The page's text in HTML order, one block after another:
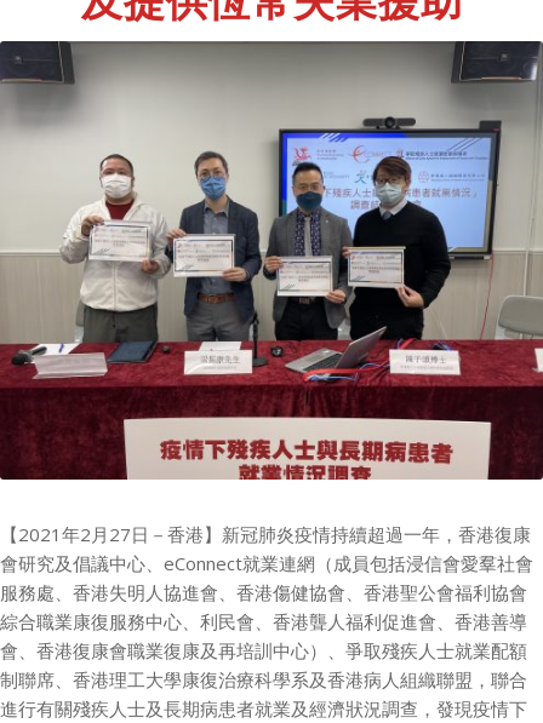
【2021 年2 月 27日－香港】新冠肺炎疫情持續超過一年，香港復康
會研究及倡議中心、 eConnect就業連網（成員包括浸信會愛羣社會
服務處、香港失明人協進會、香港傷健協會、香港聖公會福利協會
綜合職業康復服務中心、利民會、香港聾人福利促進會、香港善導
會、香港復康會職業復康及再培訓中心）、爭取殘疾人士就業配額
制聯席、香港理工大學康復治療科學系及香港病人組織聯盟，聯合
進行有關殘疾人士及長期病患者就業及經濟狀況調查，發現疫情下